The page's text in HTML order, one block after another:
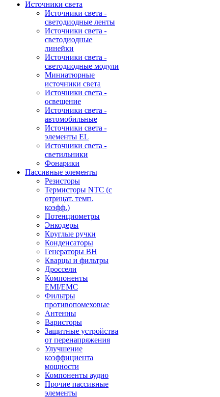
Источники света
Источники света -
светодиодные ленты
Источники света -
светодиодные
линейки
Источники света -
светодиодные модули
Миниатюрные
источники света
Источники света -
освещение
Источники света -
автомобильные
Источники света -
элементы EL
Источники света -
светильники
Фонарики
Пассивные элементы
Резисторы
Термисторы NTC (с
отрицат. темп.
коэфф.)
Потенциометры
Энкодеры
Круглые ручки
Конденсаторы
Генераторы ВН
Кварцы и фильтры
Дроссели
Компоненты
EMI/EMC
Фильтры
противопомеховые
Антенны
Варисторы
Защитные устройства
от перенапряжения
Улучшение
коэффициента
мощности
Компоненты аудио
Прочие пассивные
элементы